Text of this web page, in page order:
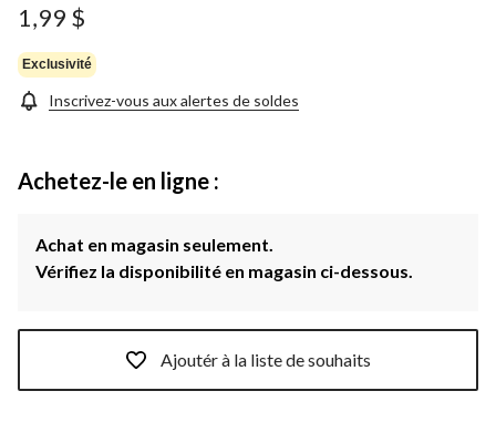
1,99 $
Exclusivité
Inscrivez-vous aux alertes de soldes
Achetez-le en ligne :
Achat en magasin seulement.
Vérifiez la disponibilité en magasin ci-dessous.
Ajoutér à la liste de souhaits